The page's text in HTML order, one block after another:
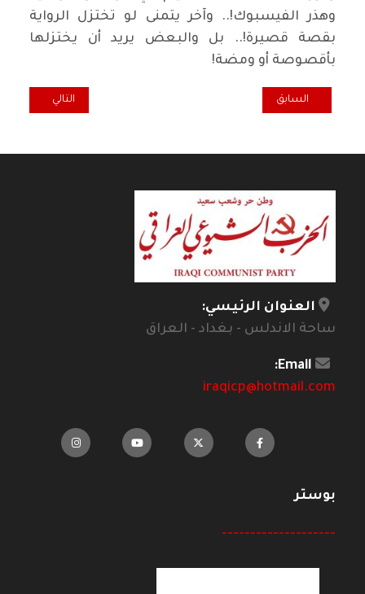
وهذر الفيسبوك!.. وآخر يتمنى لو تختزل الرواية
بقصة قصيرة!.. بل والبعض يريد أن يختزلها
بأقصوصة أو ومضة!
المقال السابق: ثلاثيات البناء الشعري في مجموعة (خيام وبيتزا)
السابق المقال التالي:
التالي
العنوان الرئيسي:
ساحة الاندلس - بغداد - العراق
Email:
iraqicp@hotmail.com
بوستر
--------------------